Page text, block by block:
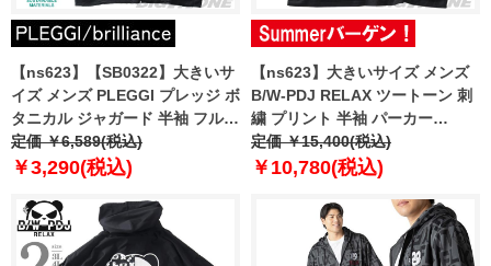
【ns623】【SB0322】大きいサ
イズ メンズ PLEGGI プレッジ ボ
タニカル ジャガード 半袖 フルジ
ップ パーカー リサイクルポリエ
ステル使用 64-43436-2
定価 ￥6,589(税込)
￥3,290(税込)
【ns623】大きいサイズ メンズ
B/W-PDJ RELAX ツートーン 刺
繍 プリント 半袖 パーカー
585857k
定価 ￥15,400(税込)
￥10,780(税込)